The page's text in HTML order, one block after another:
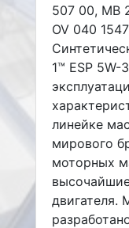
507 00, MB
OV 040
1™ ESP
линейке
мирового
моторных
двигателя.